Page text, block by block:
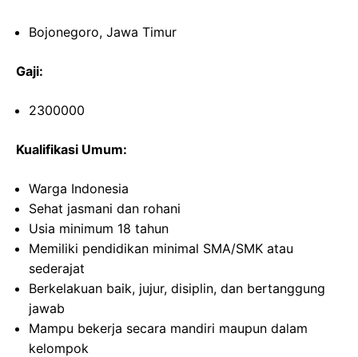
Bojonegoro, Jawa Timur
Gaji:
2300000
Kualifikasi Umum:
Warga Indonesia
Sehat jasmani dan rohani
Usia minimum 18 tahun
Memiliki pendidikan minimal SMA/SMK atau
sederajat
Berkelakuan baik, jujur, disiplin, dan bertanggung
jawab
Mampu bekerja secara mandiri maupun dalam
kelompok